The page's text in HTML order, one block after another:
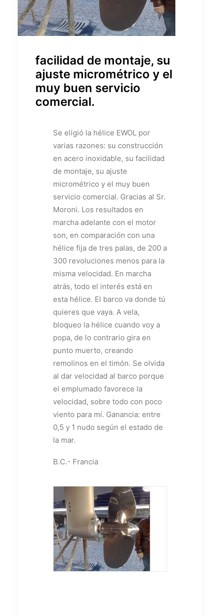
facilidad de montaje, su
ajuste micrométrico y el
muy buen servicio
comercial.
Se eligió la hélice EWOL por
varias razones: su construcción
en acero inoxidable, su facilidad
de montaje, su ajuste
micrométrico y el muy buen
servicio comercial. Gracias al Sr.
Moroni. Los resultados en
marcha adelante con el motor
son, en comparación con una
hélice fija de tres palas, de 200 a
300 revoluciones menos para la
misma velocidad. En marcha
atrás, todo el interés está en
esta hélice. El barco va donde tú
quieres que vaya. A vela,
bloqueo la hélice cuando voy a
popa, de lo contrario gira en
punto muerto, creando
remolinos en el timón. Se olvida
al dar velocidad al barco porque
el emplumado favorece la
velocidad, sobre todo con poco
viento para mí. Ganancia: entre
0,5 y 1 nudo según el estado de
la mar.
B.C.- Francia